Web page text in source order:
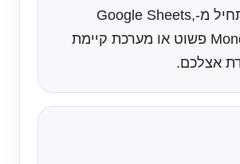
אפשר להתחיל מ-Google Sheets,
Monday, CRM פשוט או מערכת קיימת
אצלכם.